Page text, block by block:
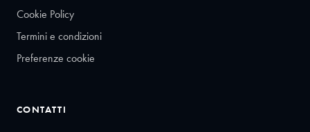
Cookie Policy
Termini e condizioni
Preferenze cookie
CONTATTI